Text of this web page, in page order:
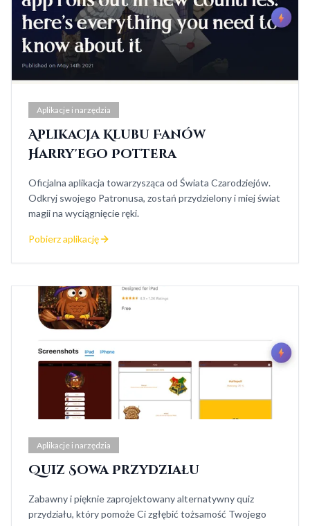
Aplikacje i narzędzia
Aplikacja Klubu Fanów
Harry'ego Pottera
Oficjalna aplikacja towarzysząca od Świata Czarodziejów.
Odkryj swojego Patronusa, zostań przydzielony i miej świat
magii na wyciągnięcie ręki.
Pobierz aplikację
Aplikacje i narzędzia
Quiz Sowa Przydziału
Zabawny i pięknie zaprojektowany alternatywny quiz
przydziału, który pomoże Ci zgłębić tożsamość Twojego